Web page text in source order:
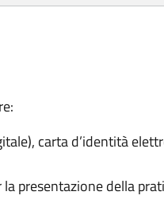
carta d’identità
presentazione della